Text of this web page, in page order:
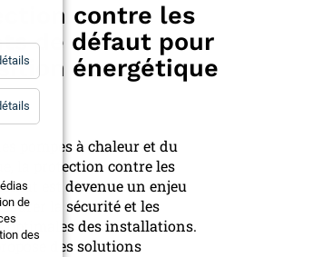
contre les
de défaut pour
énergétique
pompes à chaleur et du
la protection contre les
est devenue un enjeu
la sécurité et les
optimales des installations.
des solutions
Statistiques
de
des